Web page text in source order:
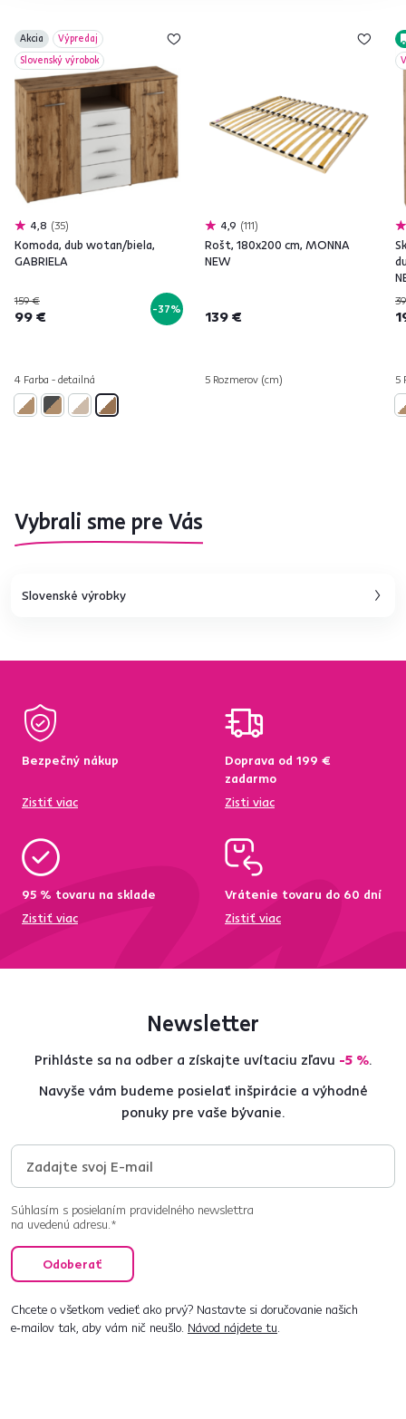
Akcia
Výpredaj
Slovenský výrobok
4,8 35
Komoda, dub wotan/biela,
GABRIELA
159 €
99 € -37%
4 Farba - detailná
4,9 111
Rošt, 180x200 cm, MONNA
NEW
139 €
5 Rozmerov (cm) 5
Vybrali sme pre Vás
Slovenské výrobky
Bezpečný nákup
Zistiť viac
Doprava od 199 €
zadarmo
Zisti viac
95 % tovaru na sklade
Zistiť viac
Vrátenie tovaru do 60 dní
Zistiť viac
Newsletter
Prihláste sa na odber a získajte uvítaciu zľavu -5 %.
Navyše vám budeme posielať inšpirácie a výhodné
ponuky pre vaše bývanie.
Súhlasím s posielaním pravidelného newslettra
na uvedenú adresu.*
Odoberať
Chcete o všetkom vedieť ako prvý? Nastavte si doručovanie našich
e‑mailov tak, aby vám nič neušlo. Návod nájdete tu.